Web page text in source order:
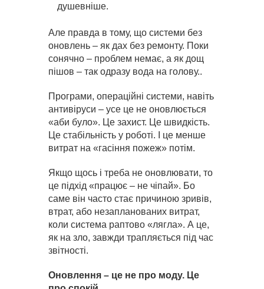
душевніше.
Але правда в тому, що системи без
оновлень – як дах без ремонту. Поки
сонячно – проблем немає, а як дощ
пішов – так одразу вода на голову..
Програми, операційні системи, навіть
антивіруси – усе це не оновлюється
«аби було». Це захист. Це швидкість.
Це стабільність у роботі. І це менше
витрат на «гасіння пожеж» потім.
Якщо щось і треба не оновлювати, то
це підхід «працює – не чіпай». Бо
саме він часто стає причиною зривів,
втрат, або незапланованих витрат,
коли система раптово «лягла». А це,
як на зло, завжди трапляється під час
звітності.
Оновлення –це не про моду. Це